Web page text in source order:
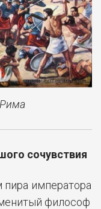
сочувствия
пира императора
философ